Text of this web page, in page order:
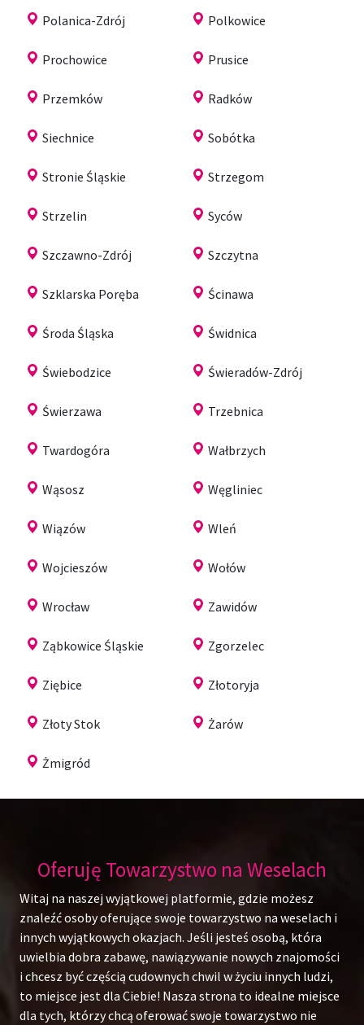
Polanica-Zdrój Polkowice
Prochowice Prusice
Przemków Radków
Siechnice Sobótka
Stronie Śląskie Strzegom
Strzelin Syców
Szczawno-Zdrój Szczytna
Szklarska Poręba Ścinawa
Środa Śląska Świdnica
Świebodzice Świeradów-Zdrój
Świerzawa Trzebnica
Twardogóra Wałbrzych
Wąsosz Węgliniec
Wiązów Wleń
Wojcieszów Wołów
Wrocław Zawidów
Ząbkowice Śląskie Zgorzelec
Ziębice Złotoryja
Złoty Stok Żarów
Żmigród
Oferuję Towarzystwo na Weselach
Witaj na naszej wyjątkowej platformie, gdzie możesz
znaleźć osoby oferujące swoje towarzystwo na weselach i
innych wyjątkowych okazjach. Jeśli jesteś osobą, która
uwielbia dobra zabawę, nawiązywanie nowych znajomości
i chcesz być częścią cudownych chwil w życiu innych ludzi,
to miejsce jest dla Ciebie! Nasza strona to idealne miejsce
dla tych, którzy chcą oferować swoje towarzystwo nie